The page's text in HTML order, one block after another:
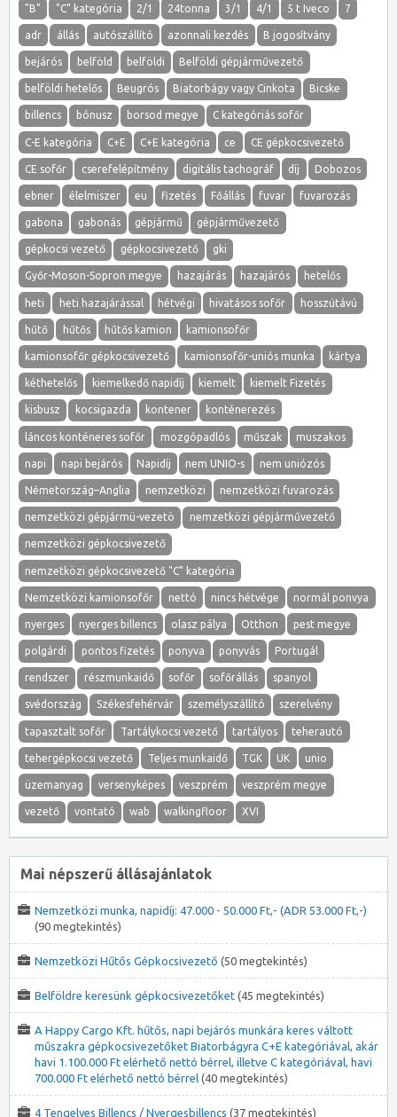
"B" "C" kategória 2/1 24tonna 3/1 4/1 5 t Iveco 7
adr állás autószállító azonnali kezdés B jogosítvány
bejárós belföld belföldi Belföldi gépjárművezető
belföldi hetelős Beugrós Biatorbágy vagy Cinkota Bicske
billencs bónusz borsod megye C kategóriás sofőr
C-E kategória C+E C+E kategória ce CE gépkocsivezető
CE sofőr cserefelépítmény digitális tachográf díj Dobozos
ebner élelmiszer eu fizetés Főállás fuvar fuvarozás
gabona gabonás gépjármű gépjárművezető
gépkocsi vezető gépkocsivezető gki
Győr-Moson-Sopron megye hazajárás hazajárós hetelős
heti heti hazajárással hétvégi hivatásos sofőr hosszútávú
hűtő hűtős hűtős kamion kamionsofőr
kamionsofőr gépkocsivezető kamionsofőr-uniós munka kártya
kéthetelős kiemelkedő napidíj kiemelt kiemelt Fizetés
kisbusz kocsigazda kontener konténerezés
láncos konténeres sofőr mozgópadlós műszak muszakos
napi napi bejárós Napidíj nem UNIO-s nem uniózós
Németország–Anglia nemzetközi nemzetközi fuvarozás
nemzetközi gépjármü-vezetö nemzetközi gépjárművezető
nemzetközi gépkocsivezető
nemzetközi gépkocsivezető "C" kategória
Nemzetközi kamionsofőr nettó nincs hétvége normál ponvya
nyerges nyerges billencs olasz pálya Otthon pest megye
polgárdi pontos fizetés ponyva ponyvás Portugál
rendszer részmunkaidő sofőr sofőrállás spanyol
svédország Székesfehérvár személyszállító szerelvény
tapasztalt sofőr Tartálykocsi vezető tartályos teherautó
tehergépkocsi vezető Teljes munkaidő TGK UK unio
üzemanyag versenyképes veszprém veszprém megye
vezető vontató wab walkingfloor XVI
Mai népszerű állásajánlatok
Nemzetközi munka, napidíj: 47.000 - 50.000 Ft,- (ADR 53.000 Ft,-)
(90 megtekintés)
Nemzetközi Hűtős Gépkocsivezető (50 megtekintés)
Belföldre keresünk gépkocsivezetőket (45 megtekintés)
A Happy Cargo Kft. hűtős, napi bejárós munkára keres váltott
műszakra gépkocsivezetőket Biatorbágyra C+E kategóriával, akár
havi 1.100.000 Ft elérhető nettó bérrel, illetve C kategóriával, havi
700.000 Ft elérhető nettó bérrel (40 megtekintés)
4 Tengelyes Billencs / Nyergesbillencs (37 megtekintés)